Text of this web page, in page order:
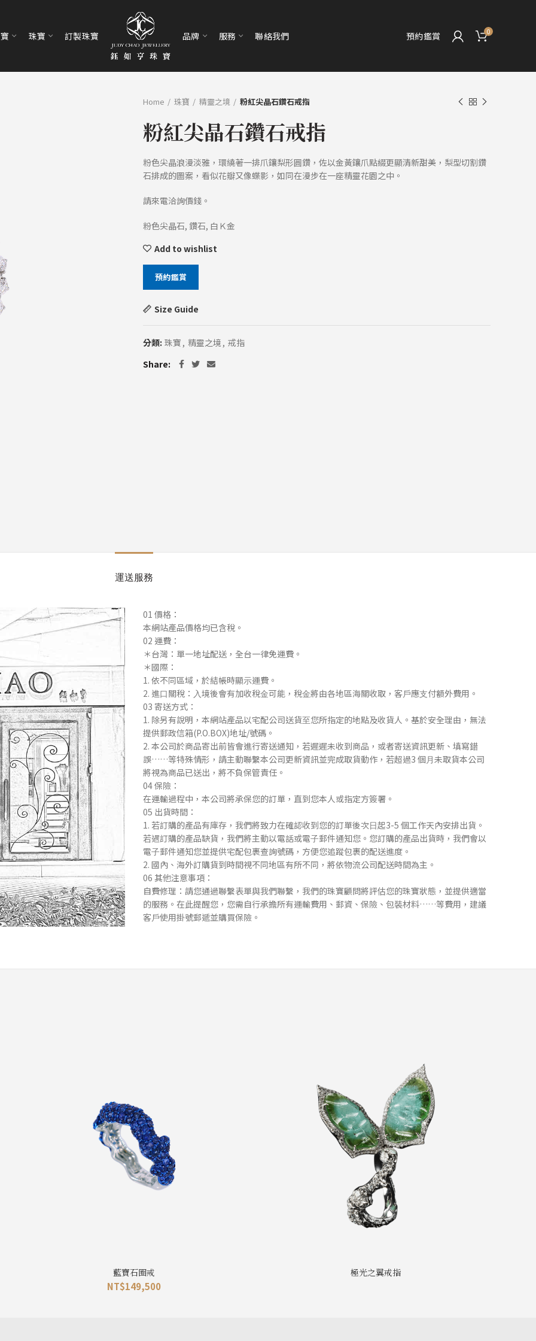
珠寶 訂製珠寶 品牌 服務 聯絡我們 預約鑑賞 0
Home 珠寶 精靈之境 粉紅尖晶石鑽石戒指
粉紅尖晶石鑽石戒指
粉色尖晶浪漫淡雅，環繞著一排爪鑲梨形圓鑽，佐以金黃鑲爪點綴更顯清新甜美，梨型切割鑽
石排成的圖案，看似花瓣又像蝶影，如同在漫步在一座精靈花園之中。
請來電洽詢價錢。
粉色尖晶石, 鑽石, 白Ｋ金
Add to wishlist
預約鑑賞
Size Guide
分類: 珠寶 , 精靈之境 , 戒指
Share
運送服務
01 價格：
本網站產品價格均已含稅。
02 運費：
＊台灣：單⼀地址配送，全台⼀律免運費。
＊國際：
1. 依不同區域，於結帳時顯⽰運費。
2. 進⼝關稅：⼊境後會有加收稅⾦可能，稅⾦將由各地區海關收取，客⼾應⽀付額外費⽤。
03 寄送⽅式：
1. 除另有說明，本網站產品以宅配公司送貨⾄您所指定的地點及收貨⼈。基於安全理由，無法
提供郵政信箱(P.O.BOX)地址/號碼。
2. 本公司於商品寄出前皆會進⾏寄送通知，若遲遲未收到商品，或者寄送資訊更新、填寫錯
誤……等特殊情形，請主動聯繫本公司更新資訊並完成取貨動作，若超過3 個⽉未取貨本公司
將視為商品已送出，將不負保管責任。
04 保險：
在運輸過程中，本公司將承保您的訂單，直到您本⼈或指定⽅簽署。
05 出貨時間：
1. 若訂購的產品有庫存，我們將致⼒在確認收到您的訂單後次⽇起3-5 個⼯作天內安排出貨。
若遇訂購的產品缺貨，我們將主動以電話或電⼦郵件通知您。您訂購的產品出貨時，我們會以
電⼦郵件通知您並提供宅配包裹查詢號碼，⽅便您追蹤包裹的配送進度。
2. 國內、海外訂購貨到時間視不同地區有所不同，將依物流公司配送時間為主。
06 其他注意事項：
⾃費修理：請您通過聯繫表單與我們聯繫，我們的珠寶顧問將評估您的珠寶狀態，並提供適當
的服務。在此提醒您，您需⾃⾏承擔所有運輸費⽤、郵資、保險、包裝材料……等費⽤，建議
客⼾使⽤掛號郵遞並購買保險。
藍寶石圈戒
NT$149,500
極光之翼戒指